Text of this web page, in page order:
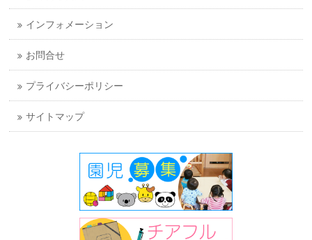
インフォメーション
お問合せ
プライバシーポリシー
サイトマップ